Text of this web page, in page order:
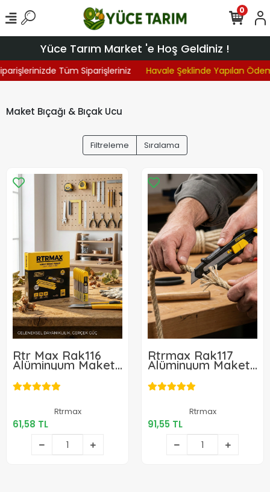
Yüce Tarım Market 'e Hoş Geldiniz !
Tüm Siparişleriniz Havale Şeklinde Yapılan
0
Maket Bıçağı & Bıçak Ucu
Filtreleme Sıralama
Rtr Max Rak116
Alüminyum Maket
Bıçağı Yedeği 10
Adet
Rtrmax
61,58 TL
61,58 TL
Sepete Ekle
Rtrmax Rak117
Alüminyum Maket
Bıçağı
Rtrmax
91,55 TL
91,55 TL
Sepete Ekle